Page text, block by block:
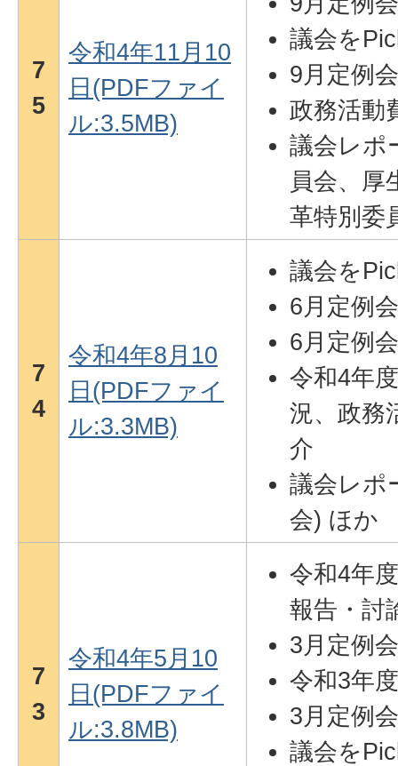
7
5
令和4年11月10
日(PDFファイ
ル:3.5MB)
議会を
9月定例
政務活動
議会レポ
員会、厚
革特別委
7
4
令和4年8月10
日(PDFファイ
ル:3.3MB)
議会を
6月定例
6月定例
令和4年
況、政務
介
議会レポ
会) ほか
7
3
令和4年5月10
日(PDFファイ
ル:3.8MB)
令和4年
報告・討
3月定例
令和3年
3月定例
議会を